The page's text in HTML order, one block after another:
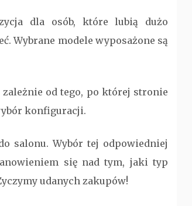
dla osób, które lubią dużo
Wybrane modele wyposażone są
od tego, po której stronie
konfiguracji.
salonu. Wybór tej odpowiedniej
się nad tym, jaki typ
udanych zakupów!